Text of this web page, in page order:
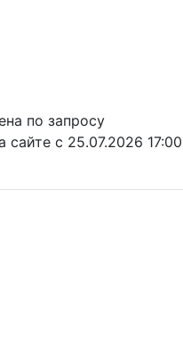
по запросу
сайте с 25.07.2026 17:00